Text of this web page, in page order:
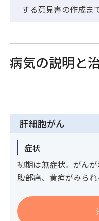
する意見書の作成ま
病気の説明と
肝細胞がん
症状
初期は無症状。がん
腹部痛、黄疸がみられ